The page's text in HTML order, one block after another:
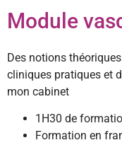
Module
Des notions
cliniques pratiques et
mon cabinet
1H30 de
Formation en